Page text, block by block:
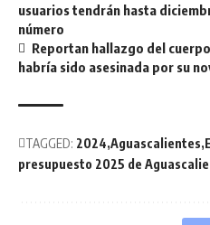
usuarios tendrán hasta
número
Reportan hallazgo del
habría sido asesinada por su
TAGGED: 2024 Aguascalientes
presupuesto 2025 de